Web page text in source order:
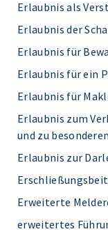
Erlaubnis als
Erlaubnis der
Erlaubnis für
Erlaubnis für ein
Erlaubnis für
Erlaubnis zum
und zu
Erlaubnis zur
Erweiterte
erweitertes